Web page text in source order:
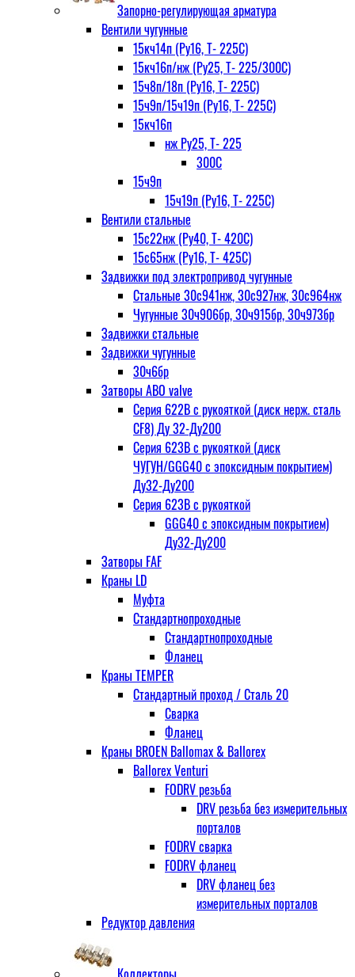
Запорно-регулирующая арматура
Вентили чугунные
15кч14п (Ру16, Т- 225С)
15кч16п/нж (Ру25, Т- 225/300С)
15ч8п/18п (Ру16, Т- 225С)
15ч9п/15ч19п (Ру16, Т- 225С)
15кч16п
нж Ру25, Т- 225
300С
15ч9п
15ч19п (Ру16, Т- 225С)
Вентили стальные
15с22нж (Ру40, Т- 420С)
15с65нж (Ру16, Т- 425С)
Задвижки под электропривод чугунные
Стальные 30с941нж, 30с927нж, 30с964нж
Чугунные 30ч906бр, 30ч915бр, 30ч973бр
Задвижки стальные
Задвижки чугунные
30ч6бр
Затворы ABO valve
Серия 622В с рукояткой (диск нерж. сталь
CF8) Ду 32-Ду200
Серия 623В с рукояткой (диск
ЧУГУН/GGG40 с эпоксидным покрытием)
Ду32-Ду200
Серия 623В с рукояткой
GGG40 с эпоксидным покрытием)
Ду32-Ду200
Затворы FAF
Краны LD
Муфта
Стандартнопроходные
Стандартнопроходные
Фланец
Краны TEMPER
Стандартный проход / Cталь 20
Сварка
Фланец
Краны BROEN Ballomax & Ballorex
Ballorex Venturi
FODRV резьба
DRV резьба без измерительных
порталов
FODRV сварка
FODRV фланец
DRV фланец без
измерительных порталов
Редуктор давления